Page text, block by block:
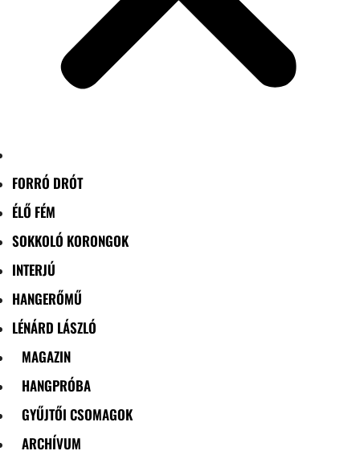
FORRÓ DRÓT
ÉLŐ FÉM
SOKKOLÓ KORONGOK
INTERJÚ
HANGERŐMŰ
LÉNÁRD LÁSZLÓ
MAGAZIN
HANGPRÓBA
GYŰJTŐI CSOMAGOK
ARCHÍVUM